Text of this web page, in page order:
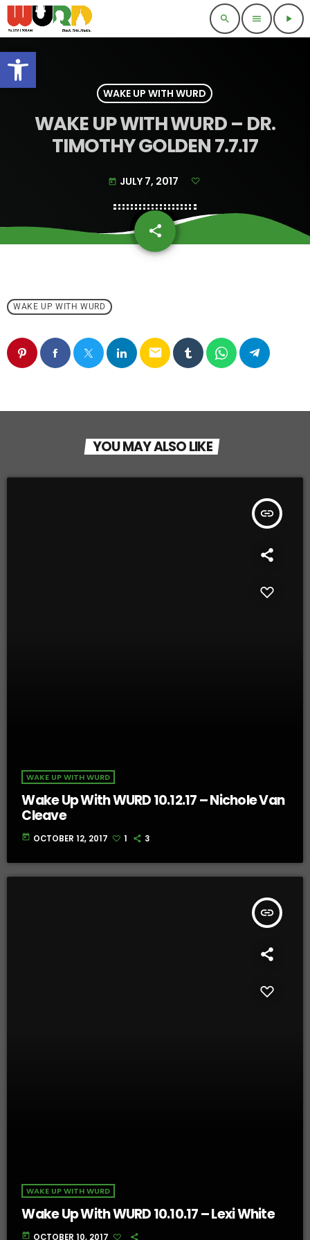
Open toolbar
search menu play_arrow
WAKE UP WITH WURD
WAKE UP WITH WURD – DR.
TIMOTHY GOLDEN 7.7.17
today JULY 7, 2017
share
email
WAKE UP WITH WURD
email
YOU MAY ALSO LIKE
insert_link
WAKE UP WITH WURD
Wake Up With WURD 10.12.17 – Nichole Van
Cleave
today OCTOBER 12, 2017 1 3
insert_link
WAKE UP WITH WURD
Wake Up With WURD 10.10.17 – Lexi White
today OCTOBER 10, 2017